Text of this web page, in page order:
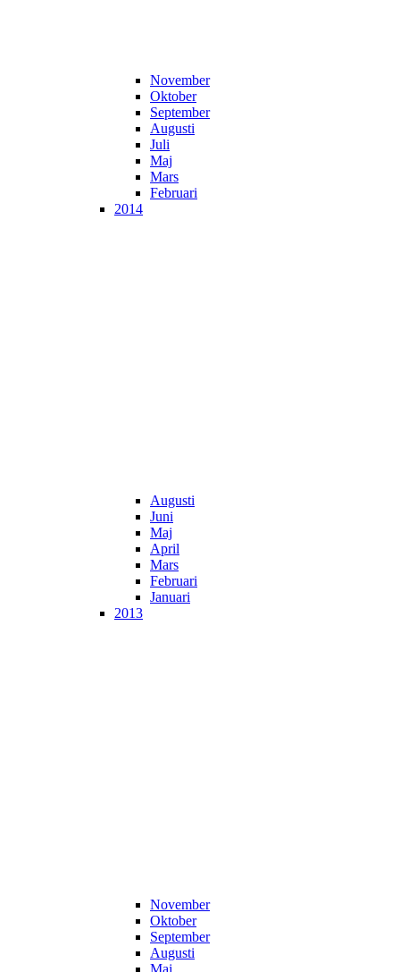
November
Oktober
September
Augusti
Juli
Maj
Mars
Februari
2014
Augusti
Juni
Maj
April
Mars
Februari
Januari
2013
November
Oktober
September
Augusti
Maj